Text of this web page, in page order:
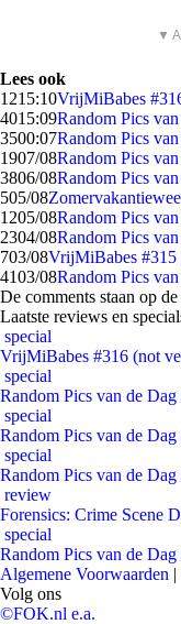
▼
Lees ook
1215:10VrijMiBabes
4015:09Random Pics
3500:07Random Pics
1907/08Random Pics
3806/08Random Pics
505/08
1205/08Random Pics
2304/08Random Pics
703/08VrijMiBabes
4103/08Random Pics
De comments staan op
Laatste reviews en
special
VrijMiBabes #316 (not
special
Random Pics van de Dag
special
Random Pics van de Dag
special
Random Pics van de Dag
review
Forensics: Crime Scene
special
Random Pics van de Dag
Algemene Voorwaarden |
Volg ons
©FOK.nl e.a.